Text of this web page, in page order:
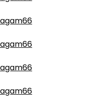
agam66
agam66
agam66
agam66